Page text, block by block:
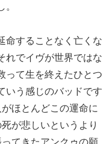
命することなく亡くな
れでイヴが世界ではな
って生を終えたひとつ
いう感じのバッドです
ほとんどこの運命に
が悲しいというより
てきたアンクゥの願